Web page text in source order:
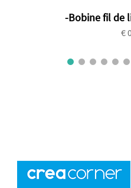
-Bobine fil de
€